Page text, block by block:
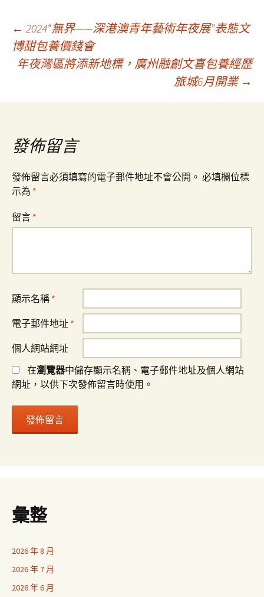
文
章
導
覽
← 2024“無界——深港澳青年藝術年夜展”表態文
博甜包養價錢會
年夜灣區將添新地標，廣州融創文喜包養經歷
旅城6月開業 →
發佈留言
發佈留言必須填寫的電子郵件地址不會公開。 必填欄位標
示為 *
留言 *
顯示名稱 *
電子郵件地址 *
個人網站網址
在瀏覽器中儲存顯示名稱、電子郵件地址及個人網站
網址，以供下次發佈留言時使用。
彙整
2026 年 8 月
2026 年 7 月
2026 年 6 月